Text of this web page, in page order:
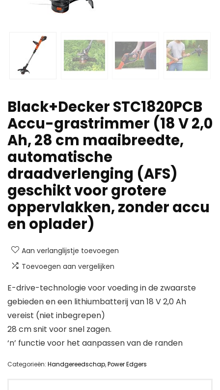
Black+Decker STC1820PCB
Accu-grastrimmer (18 V 2,0
Ah, 28 cm maaibreedte,
automatische
draadverlenging (AFS)
geschikt voor grotere
oppervlakken, zonder accu
en oplader)
Aan verlanglijstje toevoegen
Toevoegen aan vergelijken
E-drive-technologie voor voeding in de zwaarste
gebieden en een lithiumbatterij van 18 V 2,0 Ah
vereist (niet inbegrepen)
28 cm snit voor snel zagen.
‘n’ functie voor het aanpassen van de randen
Categorieën: Handgereedschap,Power Edgers